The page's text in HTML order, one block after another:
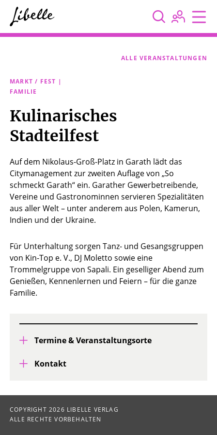
  
MARKT / FEST |
FAMILIE
ALLE VERANSTALTUNGEN
Kulinarisches
Stadteilfest
Auf dem Nikolaus-Groß-Platz in Garath lädt das
Citymanagement zur zweiten Auflage von „So
schmeckt Garath“ ein. Garather Gewerbetreibende,
Vereine und Gastronominnen servieren Spezialitäten
aus aller Welt – unter anderem aus Polen, Kamerun,
Indien und der Ukraine.
Für Unterhaltung sorgen Tanz- und Gesangsgruppen
von Kin-Top e. V., DJ Moletto sowie eine
Trommelgruppe von Sapali. Ein geselliger Abend zum
Genießen, Kennenlernen und Feiern – für die ganze
Familie.
Termine & Veranstaltungsorte
Kontakt
COPYRIGHT 2026 LIBELLE VERLAG
ALLE RECHTE VORBEHALTEN